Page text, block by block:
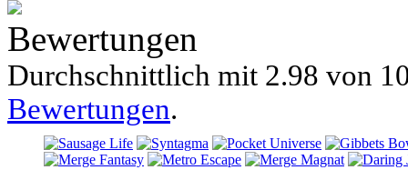
Bewertungen
Durchschnittlich mit 2.98 von
Bewertungen.